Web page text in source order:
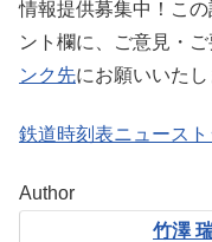
情報提供募集中！こ
ント欄に、ご意見・
ンク先にお願いいたし
鉄道時刻表ニュース
Author
竹澤